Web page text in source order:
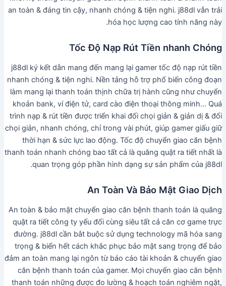
an toàn & đáng tin cậy, nhanh chóng & tiện nghi. j88dl vẫn trải
hóa học lượng cao tính năng này.
Tốc Độ Nạp Rút Tiền nhanh Chóng
j88dl ký kết dẫn mang đến mang lại gamer tốc độ nạp rút tiền
nhanh chóng & tiện nghi. Nền tảng hỗ trợ phổ biến công đoạn
làm mang lại thanh toán thịnh chữa trị hành cũng như chuyển
khoản bank, ví điện tử, card cào điện thoại thông minh… Quá
trình nạp & rút tiền được triển khai đối chọi giản & giản dị & đối
chọi giản, nhanh chóng, chỉ trong vài phút, giúp gamer giấu giữ
thời hạn & sức lực lao động. Tốc độ chuyển giao căn bệnh
thanh toán nhanh chóng bao tất cả là quăng quật ra tiết nhất là
quan trọng góp phần hình dạng sự sản phẩm của j88dl.
An Toàn Và Bảo Mật Giao Dịch
An toàn & bảo mật chuyển giao căn bệnh thanh toán là quăng
quật ra tiết công ty yếu đối cùng siêu tất cả căn cơ game trực
đường. j88dl cần bắt buộc sử dụng technology mã hóa sang
trọng & biển hết cách khắc phục bảo mật sang trọng để bảo
đảm an toàn mang lại ngôn từ báo cáo tài khoản & chuyển giao
căn bệnh thanh toán của gamer. Mọi chuyển giao căn bệnh
thanh toán những được đo lường & hoạch toán nghiêm ngặt,